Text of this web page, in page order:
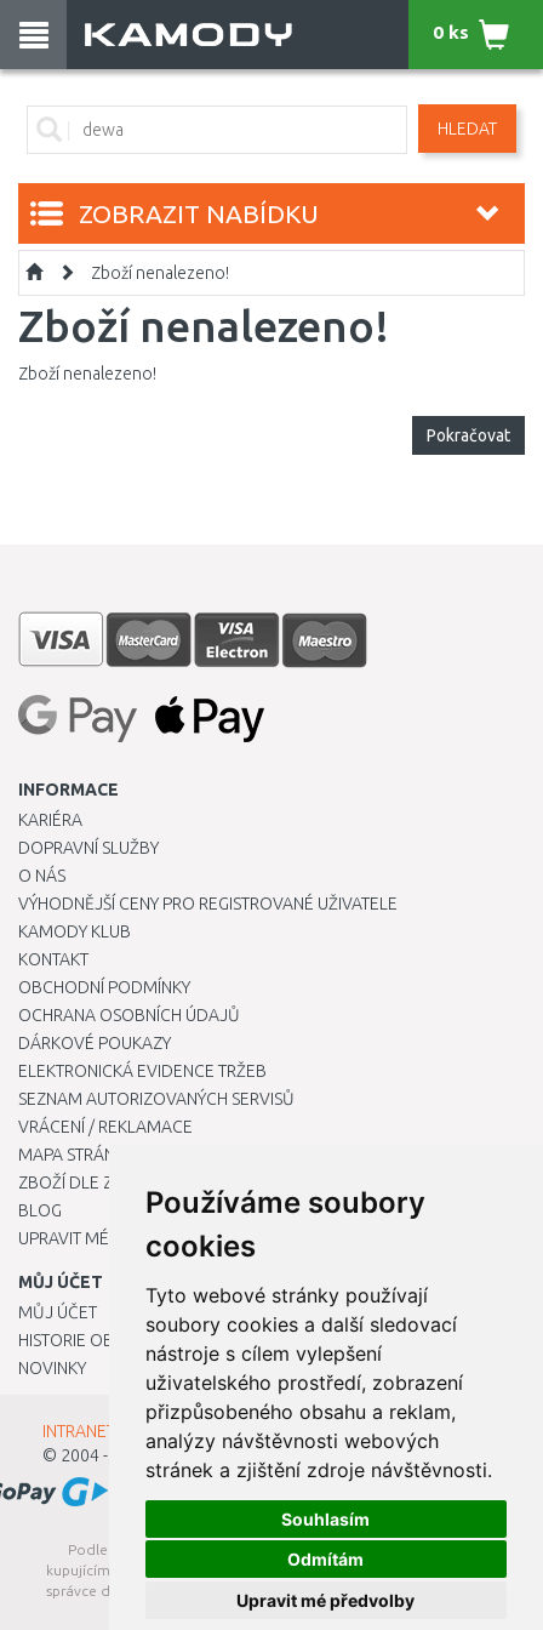
Používáme soubory
cookies
Tyto webové stránky používají
soubory cookies a další sledovací
nástroje s cílem vylepšení
uživatelského prostředí, zobrazení
přizpůsobeného obsahu a reklam,
analýzy návštěvnosti webových
stránek a zjištění zdroje návštěvnosti.
Souhlasím
Odmítám
Upravit mé předvolby
HLEDAT
0 ks
ZOBRAZIT NABÍDKU
Zboží nenalezeno!
Zboží nenalezeno!
Zboží nenalezeno!
Pokračovat
INFORMACE
KARIÉRA
DOPRAVNÍ SLUŽBY
O NÁS
VÝHODNĚJŠÍ CENY PRO REGISTROVANÉ UŽIVATELE
KAMODY KLUB
KONTAKT
OBCHODNÍ PODMÍNKY
OCHRANA OSOBNÍCH ÚDAJŮ
DÁRKOVÉ POUKAZY
ELEKTRONICKÁ EVIDENCE TRŽEB
SEZNAM AUTORIZOVANÝCH SERVISŮ
VRÁCENÍ / REKLAMACE
MAPA STRÁNKY
ZBOŽÍ DLE ZNAČEK
BLOG
UPRAVIT MÉ PŘEDVOLBY COOKIES
MŮJ ÚČET
MŮJ ÚČET
HISTORIE OBJEDNÁVEK
NOVINKY
INTRANET - Přihlášení pro zaměstnance
© 2004 - 2026
Kamody s.r.o.
Podle zákona o evidenci tržeb je prodávající povinen vystavit
kupujícímu účtenku. Zároveň je povinen zaevidovat přijatou tržbu u
správce daně online; v případě technického výpadku pak nejpozději
do 48 hodin.